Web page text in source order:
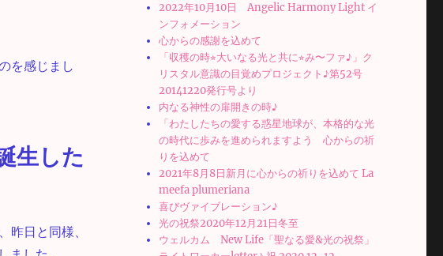
を感じまし
生した
昨日と同様、
2022年10月10日 Angelic Harmony Light イ
ンフォメーション
心からの感謝を込めて
「収穫の時⭐︎大いなる光と共に⭐︎み〜ファ♪」ク
リスタル意識の目覚めプロジェクト♪第52号
20141220発行号より
内なる神性の扉開きの時♪
「わたしたちの愛する惑星地球が、本格的な光
の時代に歩みを進められますよう 心からの祈
りを込めて
2021年8月8日新月に心からの祈りを込めて La
meefa plumeriana
喜びヴァイブレーション♪
光の祝祭2020年12月21日冬至
ウェルカム New Life「聖なる愛&光の祝祭」